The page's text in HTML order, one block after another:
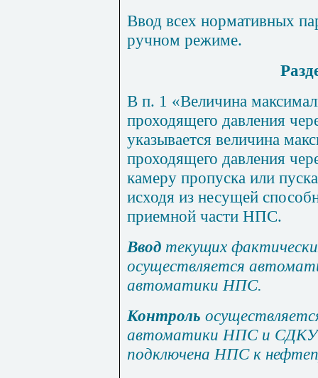
Ввод всех нормативных
ручном режиме.
В п. 1 «Величина
проходящего давления
указывается величина
проходящего давления
камеру пропуска или
исходя из несущей
приемной части НПС.
Ввод текущих
осуществляется
автоматики НПС.
Контроль
автоматики НПС и СДКУ
подключена НПС к